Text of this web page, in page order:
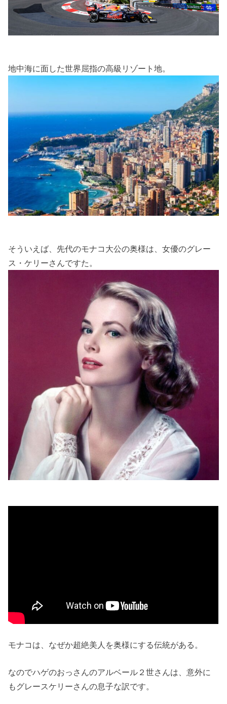
地中海に面した世界屈指の高級リゾート地。
そういえば、先代のモナコ大公の奥様は、女優のグレー
ス・ケリーさんですた。
モナコは、なぜか超絶美人を奥様にする伝統がある。
なのでハゲのおっさんのアルベール２世さんは、意外に
もグレースケリーさんの息子な訳です。